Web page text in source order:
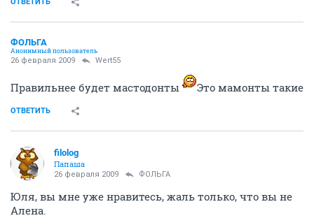
ФОЛЬГА
Анонимный пользователь
26 февраля 2009 Wert55
Правильнее будет мастодонты Это мамонты такие
ОТВЕТИТЬ
filolog
Папаша
26 февраля 2009 ФОЛЬГА
Юля, вы мне уже нравитесь, жаль только, что вы не
Алена.